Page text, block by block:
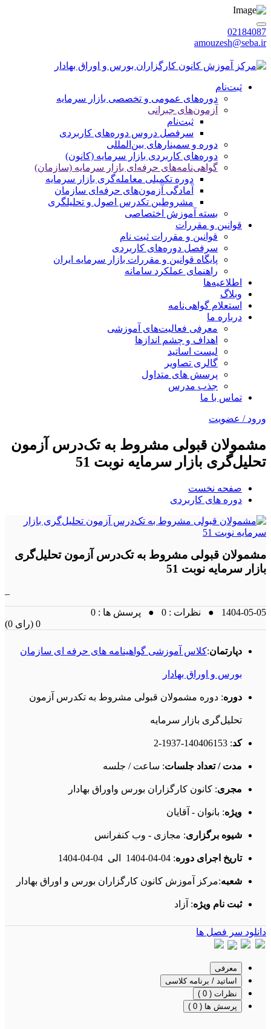
02184087
amouzesh@seba.ir
ثبت‌نام
دوره‌های عمومی و تخصصی بازار سرمایه
آزمون‌های جبرانی
ثبت‌نام
سرفصل دروس دوره‌های کاربردی
دوره‌ و سمینارهای بین‌المللی
دوره‌های کاربردی بازار سرمایه (کانون)
گواهی‌نامه‌های حرفه‌ای بازار سرمایه (سازمان)
دوره تکمیلی معامله‌گری بازار سرمایه
آمادگی آزمون‌های حرفه‌ای سازمان
مشروطین تکدرس اصول و تحلیلگری
بسته‌ آموزش اختصاصی
قوانین و مقررات
قوانین و مقررات ثبت نام
سرفصل دوره‌های کاربردی
پایگاه قوانین و مقررات بازار سرمایه ایران
راهنمای عملکرد سامانه
اطلاعیه‌ها
وبلاگ
استعلام گواهی‌نامه
درباره ما
معرفی فعالیت‌های آموزشی
اهداف و چشم اندازها
لیست اساتید
گالری تصاویر
پرسش های متداول
جذب مدرس
تماس با ما
ورود / عضویت
مشمولان قبولی مشروط به تک‌درس آزمون
تحلیل‌گری بازار سرمایه نوبت 51
صفحه نخست
دوره های کاربردی
مشمولان قبولی مشروط به تک‌درس آزمون تحلیل‌گری
بازار سرمایه نوبت 51
1404-05-05 ● نظرات : 0 ● پرسش ها : 0
(0 رای) 0
دپارتمان:کلاس آموزشی گواهینامه های حرفه ای سازمان
بورس و اوراق بهادار
دوره: دوره مشمولان قبولی مشروط به تکدرس آزمون
تحلیل‌گری بازار سرمایه
کد: 140406153-1937-2
مدت / تعداد جلسات: ساعت / جلسه
مجری: کانون کارگزاران بورس واوراق بهادار
ویژه: بانوان - آقایان
شیوه برگزاری: مجازی - وب کنفرانس
تاریخ اجرای دوره:
1404-04-04 الی 1404-04-04
شعبه:مرکز آموزش کانون کارگزاران بورس و اوراق بهادار
ثبت نام ویژه: آزاد
دانلود سر فصل ها
معرفی
اساتید / برنامه کلاسی
نظرات ( 0 )
پرسش ها ( 0 )